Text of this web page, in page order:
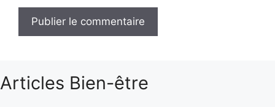
Articles Bien-être